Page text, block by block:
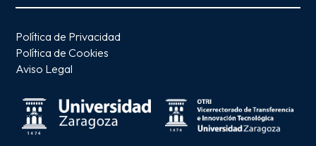
Política de Privacidad
Política de Cookies
Aviso Legal